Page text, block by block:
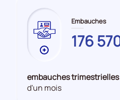
Plus
données
sur
les
Embauches
LOIRE-
176
embauches trimestrielles
d'un mois